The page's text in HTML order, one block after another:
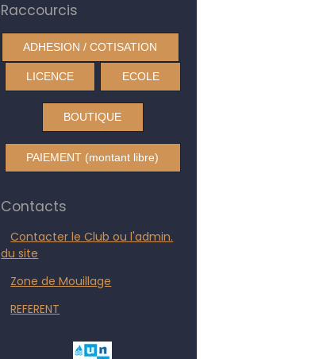
Raccourcis
ADHESION / COTISATION
LICENCE ECOLE
BOUTIQUE
PAIEMENT (montant libre)
Contacts
Contacter le Club ou l'admin.
du site
Zone de Mouillage
REFERENT